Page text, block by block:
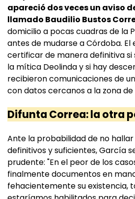
apareció dos veces un aviso
llamado Baudilio Bustos
domicilio a pocas cuadras de la
antes de mudarse a Córdoba. El
certificar de manera definitiva si
la mítica Deolinda y si hay
recibieron comunicaciones de
con datos cercanos a la zona de
Difunta Correa: la otra
Ante la probabilidad de no
definitivos y suficientes, García
prudente: "En el peor de los
finalmente documentos en
fehacientemente su existencia,